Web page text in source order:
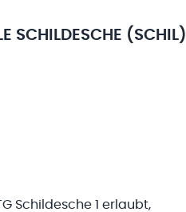
SCHILDESCHE (SCHIL)
Schildesche 1 erlaubt,